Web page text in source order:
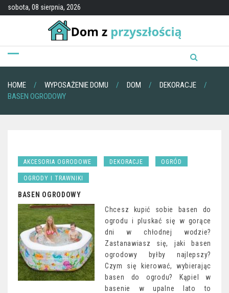
sobota, 08 sierpnia, 2026
HOME WYPOSAŻENIE DOMU DOM
DEKORACJE
BASEN OGRODOWY
AKCESORIA OGRODOWE DEKORACJE OGRÓD
OGRODY I TRAWNIKI
BASEN OGRODOWY
Chcesz kupić sobie basen do
ogrodu i pluskać się w gorące
dni w chłodnej wodzie?
Zastanawiasz się, jaki basen
ogrodowy byłby najlepszy?
Czym się kierować, wybierając
basen do ogrodu? Kąpiel w
basenie w upalne lato to